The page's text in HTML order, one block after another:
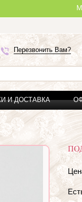
Ми
Перезвонить Вам?
И ДОСТАВКА